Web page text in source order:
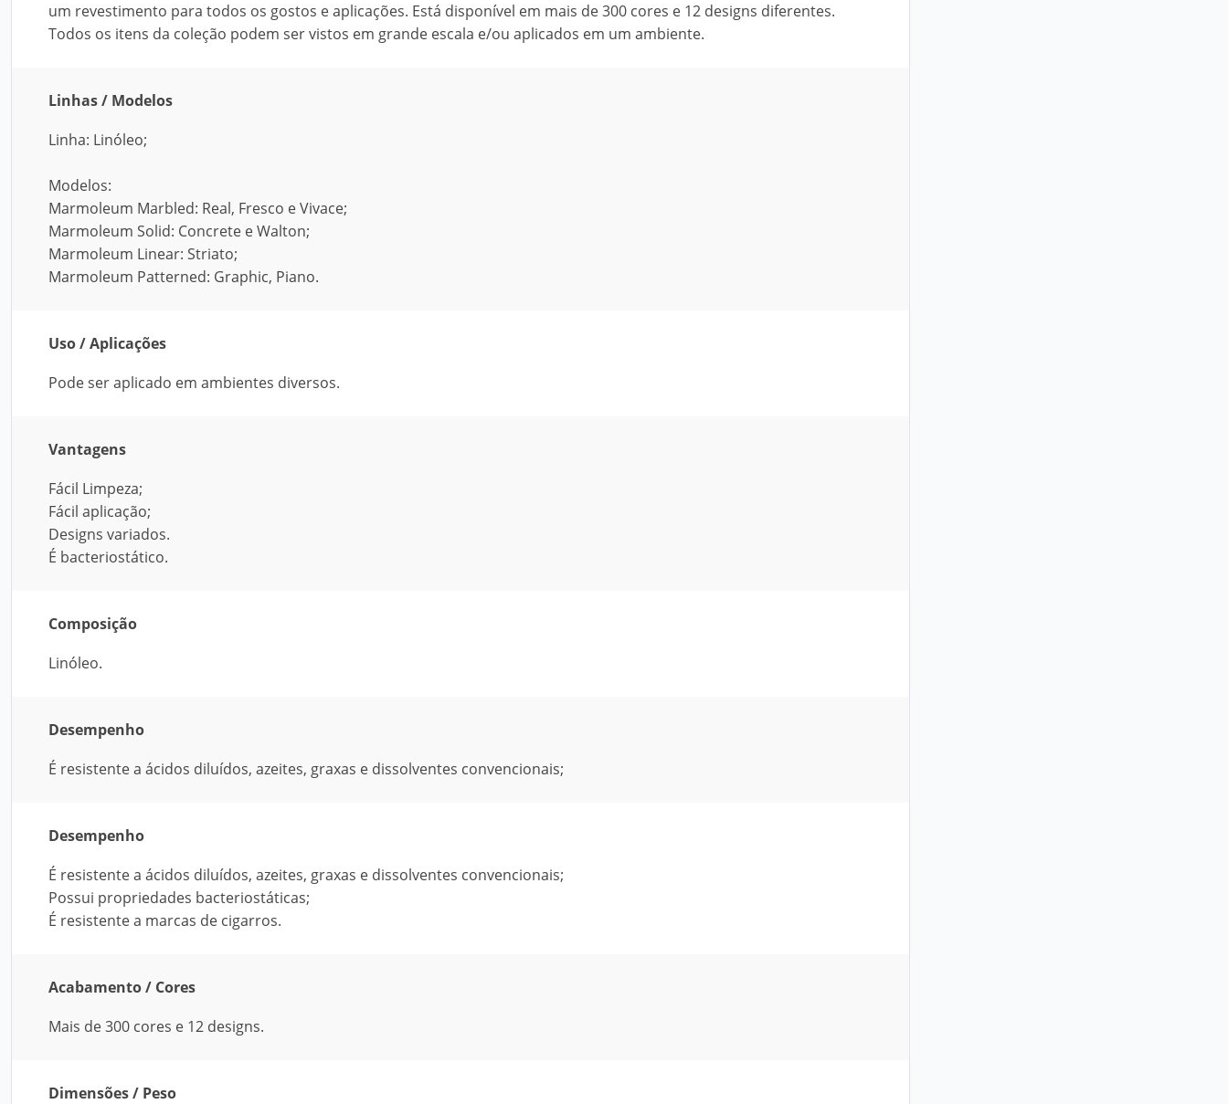
um revestimento para todos os gostos e aplicações. Está disponível em mais de 300 cores e 12 designs diferentes.
Todos os itens da coleção podem ser vistos em grande escala e/ou aplicados em um ambiente.
Linhas / Modelos
Linha: Linóleo;
Modelos:
Marmoleum Marbled: Real, Fresco e Vivace;
Marmoleum Solid: Concrete e Walton;
Marmoleum Linear: Striato;
Marmoleum Patterned: Graphic, Piano.
Uso / Aplicações
Pode ser aplicado em ambientes diversos.
Vantagens
Fácil Limpeza;
Fácil aplicação;
Designs variados.
É bacteriostático.
Composição
Linóleo.
Desempenho
É resistente a ácidos diluídos, azeites, graxas e dissolventes convencionais;
Desempenho
É resistente a ácidos diluídos, azeites, graxas e dissolventes convencionais;
Possui propriedades bacteriostáticas;
É resistente a marcas de cigarros.
Acabamento / Cores
Mais de 300 cores e 12 designs.
Dimensões / Peso